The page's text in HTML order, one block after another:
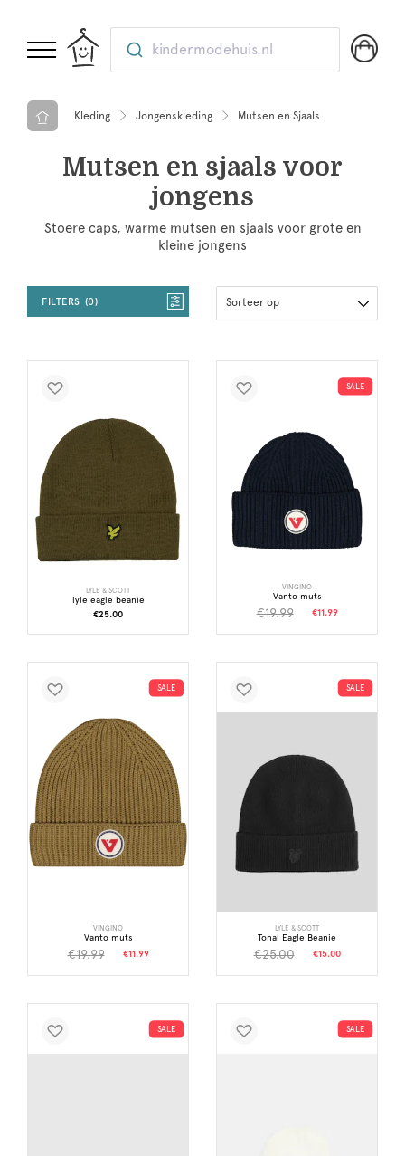
kindermodehuis.nl
Kleding Jongenskleding Mutsen en Sjaals
Mutsen en sjaals voor
jongens
Stoere caps, warme mutsen en sjaals voor grote en
kleine jongens
FILTERS 0 Sorteer op
LYLE & SCOTT
lyle eagle beanie
€25.00
SALE
VINGINO
Vanto muts
€19.99 €11.99
SALE
VINGINO
Vanto muts
€19.99 €11.99
SALE
LYLE & SCOTT
Tonal Eagle Beanie
€25.00 €15.00
SALE SALE